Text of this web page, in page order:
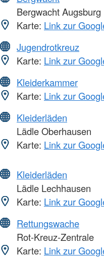
Bergwacht Augsburg
Karte: Link zur
Jugendrotkreuz
Karte: Link zur
Kleiderkammer
Karte: Link zur
Kleiderläden
Lädle Oberhausen
Karte: Link zur
Kleiderläden
Lädle Lechhausen
Karte: Link zur
Rettungswache
Rot-Kreuz-Zentrale
Karte: Link zur